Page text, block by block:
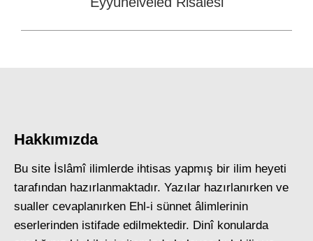
Hakkımızda
Bu site İslâmî ilimlerde ihtisas yapmış bir ilim heyeti
tarafından hazırlanmaktadır. Yazılar hazırlanırken ve
sualler cevaplanırken Ehl-i sünnet âlimlerinin
eserlerinden istifade edilmektedir. Dinî konularda